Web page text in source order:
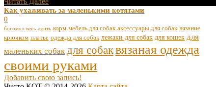
Как ухаживать за маленькими котятами
0
богомол весь длить корм мебель для собак аксессуары для собак вязание
крючком платье одежда для собак лежаки для собак для кошек для
маленьких собак для собаквязаная одежда
своими руками
Добавить свою запись!